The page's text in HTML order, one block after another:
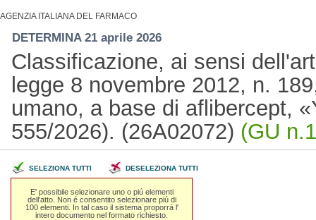
AGENZIA ITALIANA DEL FARMACO
DETERMINA 21 aprile 2026
Classificazione, ai sensi
legge 8 novembre 2012, n.
umano, a base di aflibercept,
555/2026). (26A02072) (GU
SELEZIONA TUTTI DESELEZIONA TUTTI
E' possibile selezionare uno o piú elementi
dell'atto. Non é consentito selezionare piú di
100 elementi. In tal caso il sistema proporrá l'
intero documento nel formato richiesto.